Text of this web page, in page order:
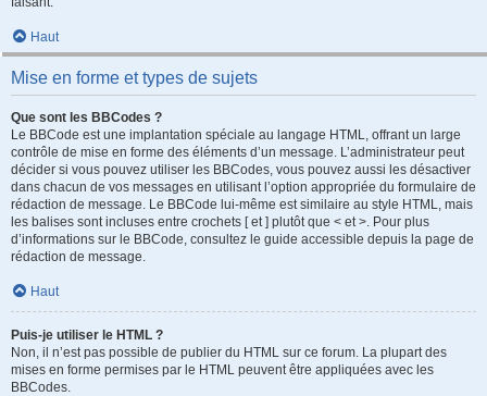
Haut
Mise en forme et types de sujets
Que sont les BBCodes ?
Le BBCode est une implantation spéciale au langage HTML, offrant un large
contrôle de mise en forme des éléments d’un message. L’administrateur peut
décider si vous pouvez utiliser les BBCodes, vous pouvez aussi les désactiver
dans chacun de vos messages en utilisant l’option appropriée du formulaire de
rédaction de message. Le BBCode lui-même est similaire au style HTML, mais
les balises sont incluses entre crochets [ et ] plutôt que < et >. Pour plus
d’informations sur le BBCode, consultez le guide accessible depuis la page de
rédaction de message.
Haut
Puis-je utiliser le HTML ?
Non, il n’est pas possible de publier du HTML sur ce forum. La plupart des
mises en forme permises par le HTML peuvent être appliquées avec les
BBCodes.